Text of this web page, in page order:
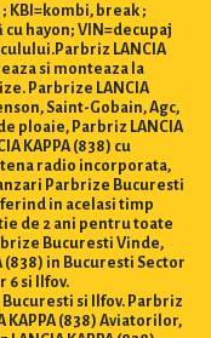
KBI=kombi, break ;
hayon; VIN=decupaj
LANCIA
si monteaza la
Parbrize LANCIA
Saint-Gobain, Agc,
ploaie, Parbriz LANCIA
KAPPA (838) cu
radio incorporata,
Parbrize Bucuresti
in acelasi timp
de 2 ani pentru toate
Bucuresti Vinde,
(838) in Bucuresti Sector
6 si Ilfov.
si Ilfov. Parbriz
KAPPA (838) Aviatorilor,